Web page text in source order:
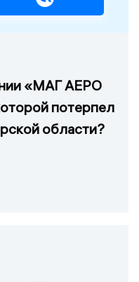
«МАГ АЕРО
потерпел
области?